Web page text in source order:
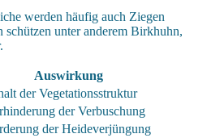
werden häufig auch Ziegen
schützen unter anderem Birkhuhn,
Auswirkung
der Vegetationsstruktur
der Verbuschung
der Heideverjüngung